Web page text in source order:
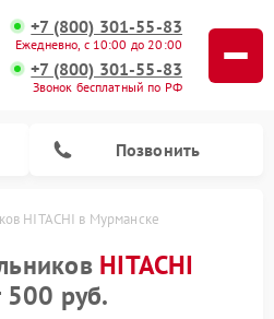
+7 (800) 301-55-83
Ежедневно, с 10:00 до 20:00
+7 (800) 301-55-83
Звонок бесплатный по РФ
Позвонить
HITACHI в Мурманске
HITACHI
500 руб.